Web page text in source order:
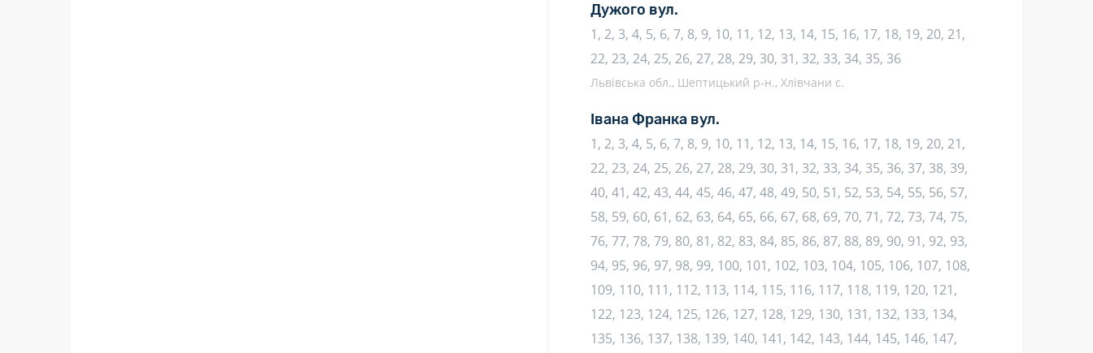
Дужого вул.
1, 2, 3, 4, 5, 6, 7, 8, 9, 10, 11, 12, 13, 14, 15, 16, 17, 18, 19, 20, 21,
22, 23, 24, 25, 26, 27, 28, 29, 30, 31, 32, 33, 34, 35, 36
Львівська обл., Шептицький р-н., Хлівчани с.
Івана Франка вул.
1, 2, 3, 4, 5, 6, 7, 8, 9, 10, 11, 12, 13, 14, 15, 16, 17, 18, 19, 20, 21,
22, 23, 24, 25, 26, 27, 28, 29, 30, 31, 32, 33, 34, 35, 36, 37, 38, 39,
40, 41, 42, 43, 44, 45, 46, 47, 48, 49, 50, 51, 52, 53, 54, 55, 56, 57,
58, 59, 60, 61, 62, 63, 64, 65, 66, 67, 68, 69, 70, 71, 72, 73, 74, 75,
76, 77, 78, 79, 80, 81, 82, 83, 84, 85, 86, 87, 88, 89, 90, 91, 92, 93,
94, 95, 96, 97, 98, 99, 100, 101, 102, 103, 104, 105, 106, 107, 108,
109, 110, 111, 112, 113, 114, 115, 116, 117, 118, 119, 120, 121,
122, 123, 124, 125, 126, 127, 128, 129, 130, 131, 132, 133, 134,
135, 136, 137, 138, 139, 140, 141, 142, 143, 144, 145, 146, 147,